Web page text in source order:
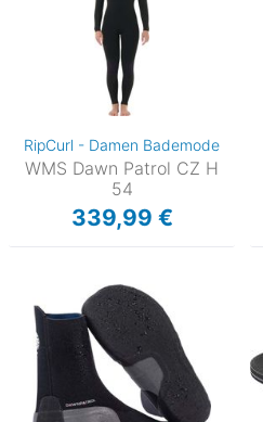
RipCurl - Damen Bademode
WMS Dawn Patrol CZ H
54
339,99 €